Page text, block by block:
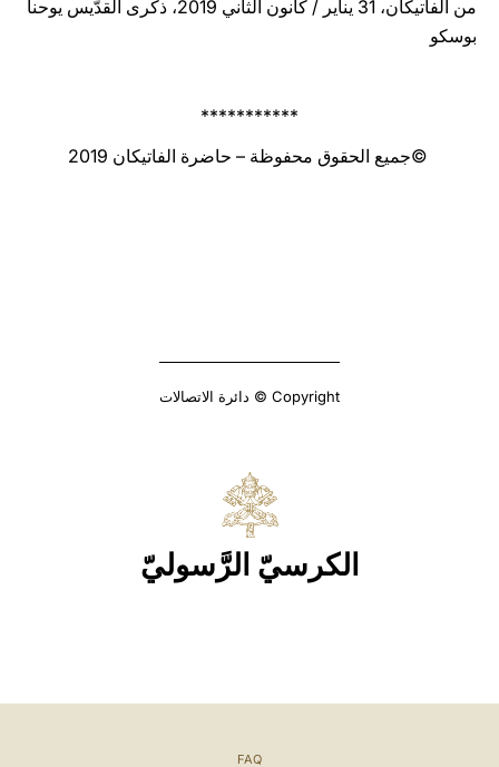
من الفاتيكان، 31 يناير / كانون الثاني 2019، ذكرى القدّيس يوحنا
بوسكو
***********
©جميع الحقوق محفوظة – حاضرة الفاتيكان 2019
Copyright © دائرة الاتصالات
الكرسيّ الرَّسوليّ
FAQ